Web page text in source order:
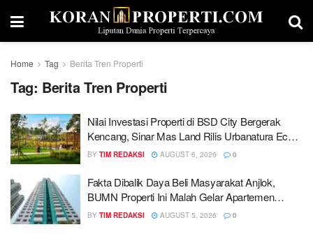
Home Tag Berita Tren Properti
Tag: Berita Tren Properti
Nilai Investasi Properti di BSD City Bergerak
Kencang, Sinar Mas Land Rilis Urbanatura Eco
Urban Park
BY TIM REDAKSI AUGUST 6, 2026 0
Fakta Dibalik Daya Beli Masyarakat Anjlok,
BUMN Properti Ini Malah Gelar Apartemen
Harga Rp300 Jutaan
BY TIM REDAKSI AUGUST 5, 2026 0